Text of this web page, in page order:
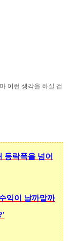
이런 생각을 하실 겁
등락폭을 넘어
익이 날까말까